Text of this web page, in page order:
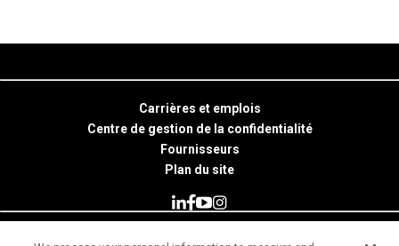
Carrières et emplois
Centre de gestion de la confidentialité
Fournisseurs
Plan du site